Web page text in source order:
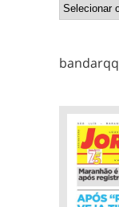
bandarqq